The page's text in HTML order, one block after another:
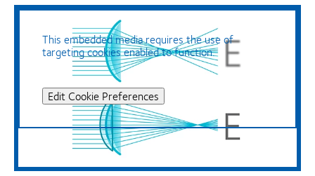
This embedded media requires the use of
targeting cookies enabled to function.
Edit Cookie Preferences